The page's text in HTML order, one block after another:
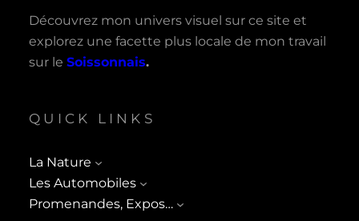
Découvrez mon univers visuel sur ce site et
explorez une facette plus locale de mon travail
sur le Soissonnais.
QUICK LINKS
La Nature
Les Automobiles
Promenandes, Expos…